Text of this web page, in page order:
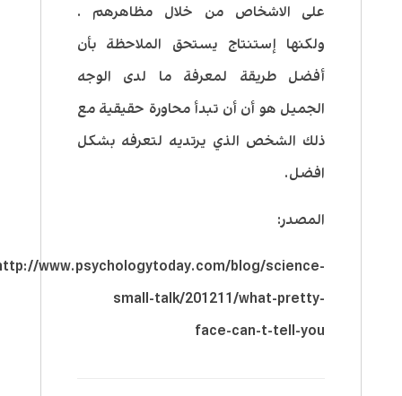
على الاشخاص من خلال مظاهرهم .
ولكنها إستنتاج يستحق الملاحظة بأن
أفضل طريقة لمعرفة ما لدى الوجه
الجميل هو أن أن تبدأ محاورة حقيقية مع
ذلك الشخص الذي يرتديه لتعرفه بشكل
افضل.
المصدر:
www.psychologytoday.com/blog/science-
small-talk/201211/what-pretty-
face-can-t-tell-you